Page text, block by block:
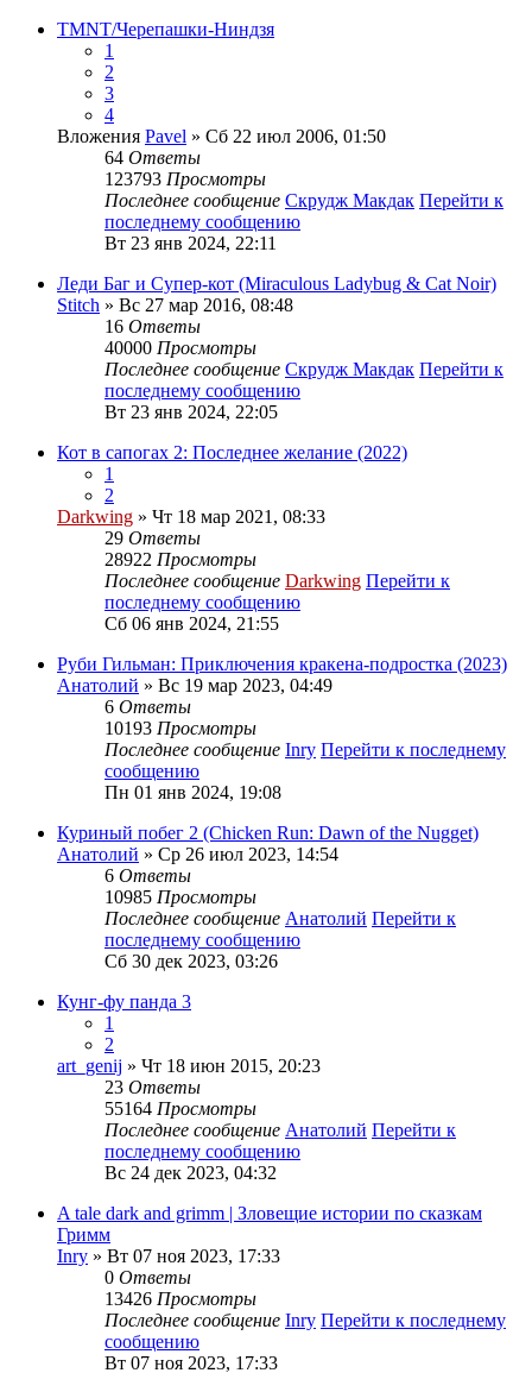
TMNT/Черепашки-Ниндзя
1
2
3
4
Вложения Pavel » Сб 22 июл 2006, 01:50
64 Ответы
123793 Просмотры
Последнее сообщение Скрудж Макдак Перейти к
последнему сообщению
Вт 23 янв 2024, 22:11
Леди Баг и Супер-кот (Miraculous Ladybug & Cat Noir)
Stitch » Вс 27 мар 2016, 08:48
16 Ответы
40000 Просмотры
Последнее сообщение Скрудж Макдак Перейти к
последнему сообщению
Вт 23 янв 2024, 22:05
Кот в сапогах 2: Последнее желание (2022)
1
2
Darkwing » Чт 18 мар 2021, 08:33
29 Ответы
28922 Просмотры
Последнее сообщение Darkwing Перейти к
последнему сообщению
Сб 06 янв 2024, 21:55
Руби Гильман: Приключения кракена-подростка (2023)
Анатолий » Вс 19 мар 2023, 04:49
6 Ответы
10193 Просмотры
Последнее сообщение Inry Перейти к последнему
сообщению
Пн 01 янв 2024, 19:08
Куриный побег 2 (Chicken Run: Dawn of the Nugget)
Анатолий » Ср 26 июл 2023, 14:54
6 Ответы
10985 Просмотры
Последнее сообщение Анатолий Перейти к
последнему сообщению
Сб 30 дек 2023, 03:26
Кунг-фу панда 3
1
2
art_genij » Чт 18 июн 2015, 20:23
23 Ответы
55164 Просмотры
Последнее сообщение Анатолий Перейти к
последнему сообщению
Вс 24 дек 2023, 04:32
A tale dark and grimm | Зловещие истории по сказкам
Гримм
Inry » Вт 07 ноя 2023, 17:33
0 Ответы
13426 Просмотры
Последнее сообщение Inry Перейти к последнему
сообщению
Вт 07 ноя 2023, 17:33